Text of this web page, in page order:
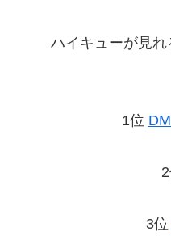
ハイキューが見
1位
3位